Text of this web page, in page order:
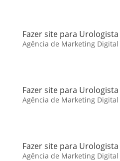
Fazer site para
Agência de Marketing
Fazer site para
Agência de Marketing
Fazer site para Urologista
Agência de Marketing